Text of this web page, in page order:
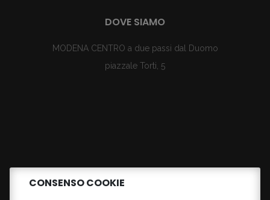
DOVE SIAMO
MODENA CENTRO a due passi dal Duomo
piazzale Torti, 5
CONSENSO COOKIE